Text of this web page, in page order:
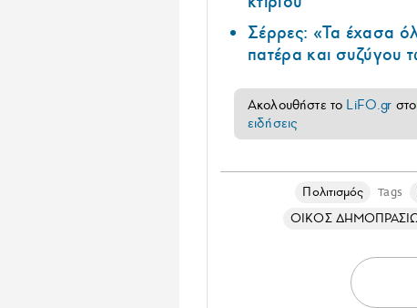
Σέρρες: «Τα έχασα
πατέρα και συζύγου
Ακολουθήστε το LiFO.gr
ειδήσεις
Πολιτισμός Tags
ΟΙΚΟΣ